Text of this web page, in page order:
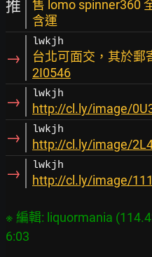
推
售 lomo spinner360
含運
→
lwkjh
台北可面交，其於郵
2I0546
→ lwkjh
http://cl.ly/image/
→ lwkjh
http://cl.ly/image/
→ lwkjh
http://cl.ly/image/
※ 編輯: liquormania